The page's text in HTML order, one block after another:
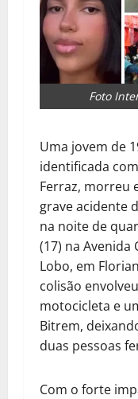
Foto
Uma jovem de
identificada
Ferraz, morreu
grave acidente
na noite de
(17) na Avenida
Lobo, em
colisão
motocicleta e
Bitrem,
duas pessoas
Com o forte